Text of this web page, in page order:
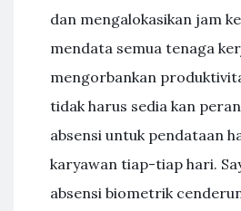
dan mengalokasikan jam
mendata semua tenaga
mengorbankan
tidak harus sedia kan
absensi untuk pendataan
karyawan tiap-tiap hari.
absensi biometrik